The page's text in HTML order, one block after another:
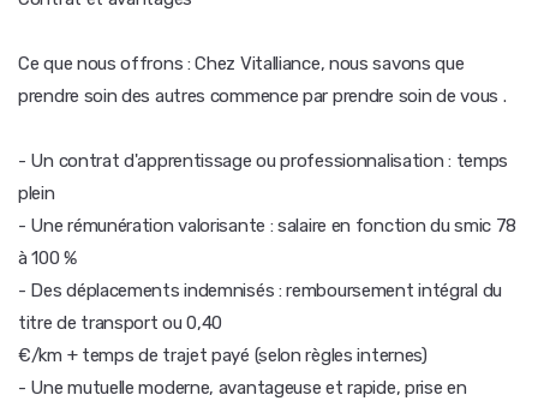
Ce que nous offrons : Chez Vitalliance, nous savons que
prendre soin des autres commence par prendre soin de vous .
- Un contrat d'apprentissage ou professionnalisation : temps
plein
- Une rémunération valorisante : salaire en fonction du smic 78
à 100 %
- Des déplacements indemnisés : remboursement intégral du
titre de transport ou 0,40
€/km + temps de trajet payé (selon règles internes)
- Une mutuelle moderne, avantageuse et rapide, prise en